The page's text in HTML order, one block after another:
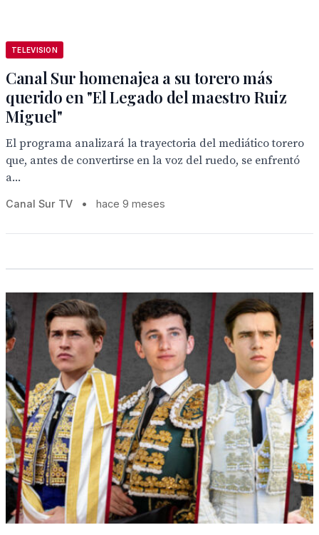
TELEVISION
Canal Sur homenajea a su torero más
querido en "El Legado del maestro Ruiz
Miguel"
El programa analizará la trayectoria del mediático torero
que, antes de convertirse en la voz del ruedo, se enfrentó
a...
Canal Sur TV • hace 9 meses